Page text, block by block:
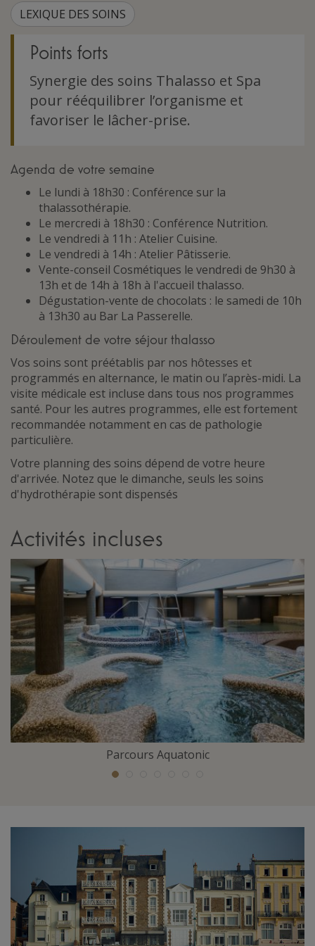
LEXIQUE DES SOINS
Points forts
Synergie des soins Thalasso et Spa
pour rééquilibrer l’organisme et
favoriser le lâcher-prise.
Agenda de votre semaine
Le lundi à 18h30 : Conférence sur la
thalassothérapie.
Le mercredi à 18h30 : Conférence Nutrition.
Le vendredi à 11h : Atelier Cuisine.
Le vendredi à 14h : Atelier Pâtisserie.
Vente-conseil Cosmétiques le vendredi de 9h30 à
13h et de 14h à 18h à l'accueil thalasso.
Dégustation-vente de chocolats : le samedi de 10h
à 13h30 au Bar La Passerelle.
Déroulement de votre séjour thalasso
Vos soins sont préétablis par nos hôtesses et
programmés en alternance, le matin ou l’après-midi. La
visite médicale est incluse dans tous nos programmes
santé. Pour les autres programmes, elle est fortement
recommandée notamment en cas de pathologie
particulière.
Votre planning des soins dépend de votre heure
d'arrivée. Notez que le dimanche, seuls les soins
d'hydrothérapie sont dispensés
Activités incluses
Parcours Aquatonic